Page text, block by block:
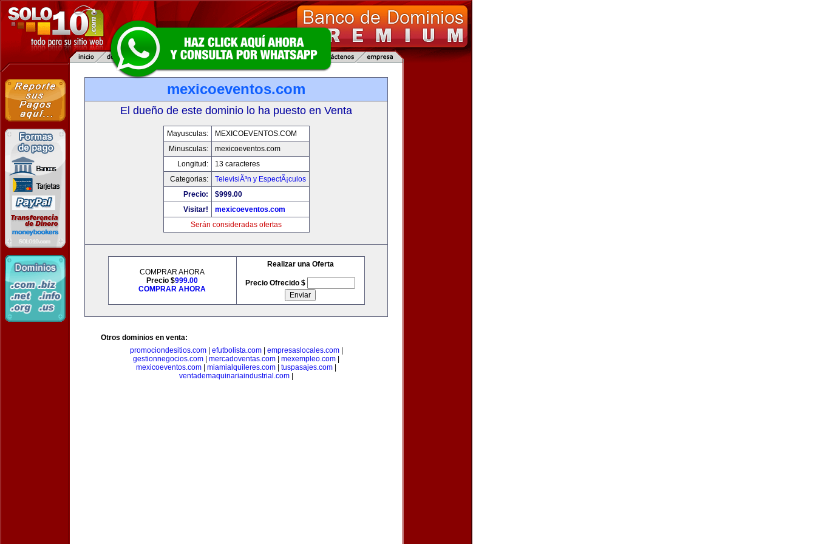
mexicoeventos.com
El dueño de este dominio lo ha puesto en Venta
Mayusculas:
MEXICOEVENTOS.COM
Minusculas:
mexicoeventos.com
Longitud:
13 caracteres
Categorias:
TelevisiÃ³n y EspectÃ¡culos
Precio:
$999.00
Visitar!
mexicoeventos.com
Serán consideradas ofertas
COMPRAR AHORA
Precio $999.00
COMPRAR AHORA
Realizar una Oferta
Precio Ofrecido $
Otros dominios en venta:
promociondesitios.com| efutbolista.com| empresaslocales.com|
gestionnegocios.com
mercadoventas.com mexempleo.com
mexicoeventos.com
miamialquileres.com tuspasajes.com
ventademaquinariaindustrial.com